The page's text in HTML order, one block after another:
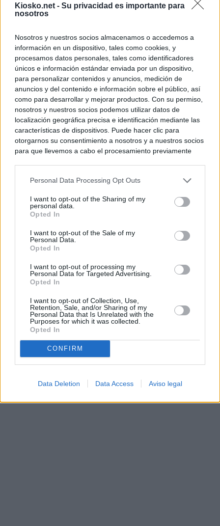
Kiosko.net - Su privacidad es importante para
nosotros
Nosotros y nuestros socios almacenamos o accedemos a
información en un dispositivo, tales como cookies, y
procesamos datos personales, tales como identificadores
únicos e información estándar enviada por un dispositivo,
para personalizar contenidos y anuncios, medición de
anuncios y del contenido e información sobre el público, así
como para desarrollar y mejorar productos. Con su permiso,
nosotros y nuestros socios podemos utilizar datos de
localización geográfica precisa e identificación mediante las
características de dispositivos. Puede hacer clic para
otorgarnos su consentimiento a nosotros y a nuestros socios
para que llevemos a cabo el procesamiento previamente
negar su consentimiento. Tenga en cuenta que algún
de su consentimiento, pero usted tiene el derecho de
rechazar tal procesamiento. Sus preferencias se aplicarán
cualquier momento entrando de nuevo en este sitio web o
visitando nuestra política de privacidad.
Personal Data Processing Opt Outs
I want to opt-out of the Sharing of my
personal data.
Opted In
I want to opt-out of the Sale of my
Personal Data.
Opted In
I want to opt-out of processing my
Personal Data for Targeted Advertising.
Opted In
I want to opt-out of Collection, Use,
Retention, Sale, and/or Sharing of my
Personal Data that Is Unrelated with the
Purposes for which it was collected.
Opted In
CONFIRM
Data Deletion Data Access Aviso legal